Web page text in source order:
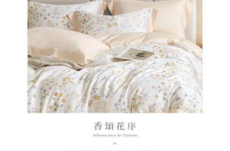
３．未成年的使用者請事先徵得法定代理人或監護人之同意方可使用
「AFTEE先享後付」，若未經同意申辦者引起之損失，本公司不負相關責
４．使用「AFTEE先享後付」時，將依據個別帳號之用戶狀況，依本公司即
時審查核予不同之上限額度；若仍有額度不足之情形，本公司將視審查結果
請求用戶進行身份認證。
５．嚴禁一人註冊多個帳號或使用他人資訊註冊。若發現惡意使用之情形，
恩沛科技股份有限公司將有權停止該用戶之使用額度並採取法律行動。